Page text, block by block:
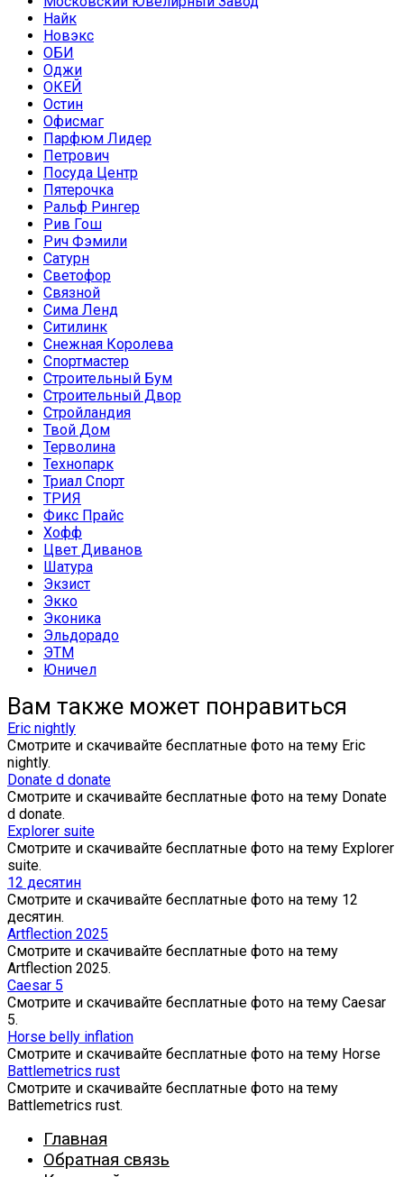
Найк
Новэкс
ОБИ
Оджи
ОКЕЙ
Остин
Офисмаг
Парфюм Лидер
Петрович
Посуда Центр
Пятерочка
Ральф Рингер
Рив Гош
Рич Фэмили
Сатурн
Светофор
Связной
Сима Ленд
Ситилинк
Снежная Королева
Спортмастер
Строительный Бум
Строительный Двор
Стройландия
Твой Дом
Терволина
Технопарк
Триал Спорт
ТРИЯ
Фикс Прайс
Хофф
Цвет Диванов
Шатура
Экзист
Экко
Эконика
Эльдорадо
ЭТМ
Юничел
Вам также может понравиться
Eric nightly
Смотрите и скачивайте бесплатные фото на тему Eric
nightly.
Donate d donate
Смотрите и скачивайте бесплатные фото на тему Donate
d donate.
Explorer suite
Смотрите и скачивайте бесплатные фото на тему Explorer
suite.
12 десятин
Смотрите и скачивайте бесплатные фото на тему 12
десятин.
Artflection 2025
Смотрите и скачивайте бесплатные фото на тему
Artflection 2025.
Caesar 5
Смотрите и скачивайте бесплатные фото на тему Caesar
5.
Horse belly inflation
Смотрите и скачивайте бесплатные фото на тему Horse
Battlemetrics rust
Смотрите и скачивайте бесплатные фото на тему
Battlemetrics rust.
Главная
Обратная связь